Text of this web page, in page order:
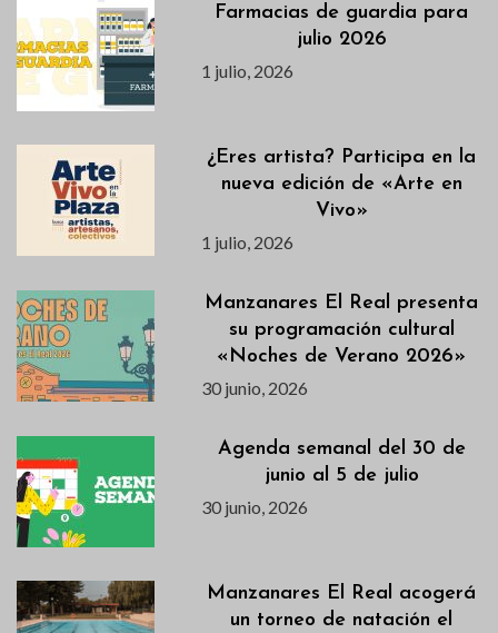
Farmacias de guardia para
julio 2026
1 julio, 2026
¿Eres artista? Participa en la
nueva edición de «Arte en
Vivo»
1 julio, 2026
Manzanares El Real presenta
su programación cultural
«Noches de Verano 2026»
30 junio, 2026
Agenda semanal del 30 de
junio al 5 de julio
30 junio, 2026
Manzanares El Real acogerá
un torneo de natación el